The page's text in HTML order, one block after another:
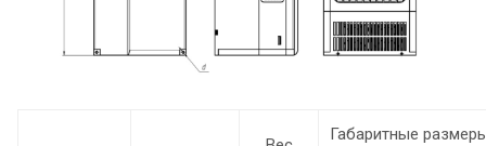
Габаритные